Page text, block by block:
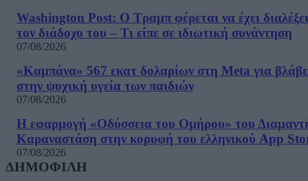
Washington Post: Ο Τραμπ φέρεται να έχει διαλέξει
τον διάδοχο του – Τι είπε σε ιδιωτική συνάντηση
07/08/2026
«Καμπάνα» 567 εκατ δολαρίων στη Meta για
στην ψυχική υγεία των παιδιών
07/08/2026
Η εφαρμογή «Οδύσσεια του Ομήρου» του
Καραναστάση στην κορυφή του ελληνικού App
07/08/2026
ΔΗΜΟΦΙΛΗ